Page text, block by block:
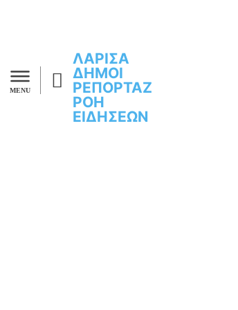
MENU
ΛΑΡΙΣΑ
ΔΗΜΟΙ
ΡΕΠΟΡΤΑΖ
ΡΟΗ
ΕΙΔΗΣΕΩΝ